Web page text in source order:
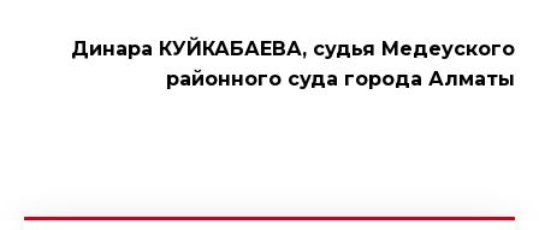
Динара КУЙКАБАЕВА, судья Медеуского
районного суда города Алматы